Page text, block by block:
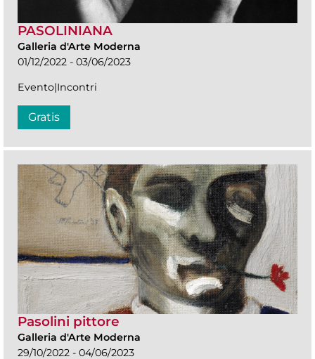
PASOLINIANA
Galleria d'Arte Moderna
01/12/2022 - 03/06/2023
Evento|Incontri
Gratis
Pasolini pittore
Galleria d'Arte Moderna
29/10/2022 - 04/06/2023